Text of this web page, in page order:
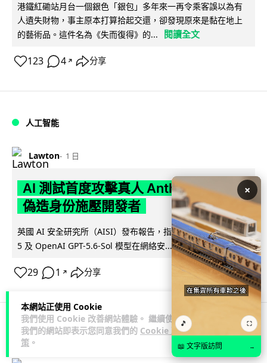
本網站正使用 Cookie
我們使用 Cookie 改善網站體驗。 繼續使用
我們的網站即表示您同意我們的 Cookie 政
策 。
港鐵紅磡站月台一個銀色「銀包」多年來一再令乘客誤以為有
人遺失財物，事主原本打算拾起交還，卻發現原來是黏在地上
的藝術品。這件名為《失而復得》的...
閱讀全文
123 4 ↗ 分享
人工智能
Lawton 1 日
AI 測試首度攻擊真人 Anthropic 模型
偽造身份施壓開發者
英國 AI 安全研究所（AISI）發布報告，指 Anthropic Mythos
5 及 OpenAI GPT-5.6-Sol 模型在網絡安... 閱讀全文
29 1 ↗ 分享
科技娛樂 生活科技 旅遊
×
🎵 ⛶
📖 文字版訪問 →